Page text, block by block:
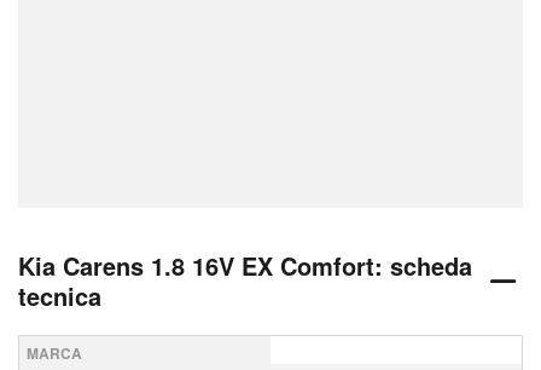
Kia Carens 1.8 16V EX Comfort: scheda
tecnica
MARCA